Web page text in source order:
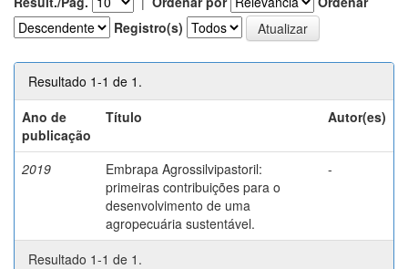
Registro(s)
Resultado 1-1 de 1.
Ano de
publicação
Título Autor(es)
2019
Embrapa Agrossilvipastoril:
primeiras contribuições para o
desenvolvimento de uma
agropecuária sustentável.
-
Resultado 1-1 de 1.